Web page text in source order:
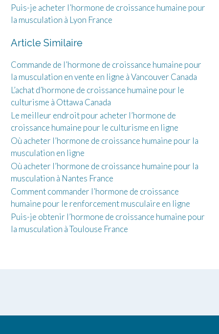
Puis-je acheter l’hormone de croissance humaine pour
la musculation à Lyon France
Article Similaire
Commande de l’hormone de croissance humaine pour
la musculation en vente en ligne à Vancouver Canada
L’achat d’hormone de croissance humaine pour le
culturisme à Ottawa Canada
Le meilleur endroit pour acheter l’hormone de
croissance humaine pour le culturisme en ligne
Où acheter l’hormone de croissance humaine pour la
musculation en ligne
Où acheter l’hormone de croissance humaine pour la
musculation à Nantes France
Comment commander l’hormone de croissance
humaine pour le renforcement musculaire en ligne
Puis-je obtenir l’hormone de croissance humaine pour
la musculation à Toulouse France